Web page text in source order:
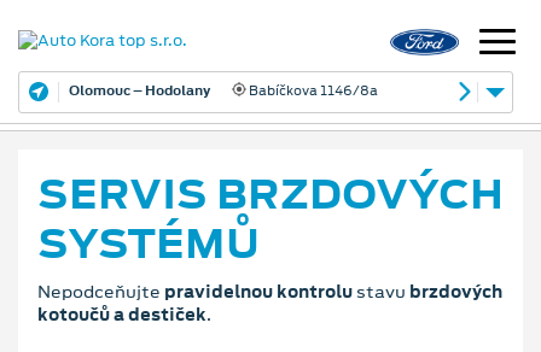
Olomouc – Hodolany Babíčkova 1146/8a
SERVIS BRZDOVÝCH
SYSTÉMŮ
Nepodceňujte pravidelnou kontrolustavu brzdových
kotoučů a destiček.